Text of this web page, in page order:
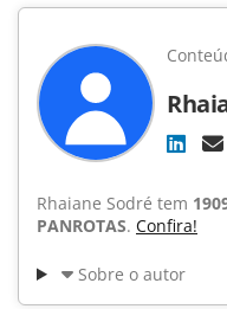
Rhaiane Sodré tem
PANROTAS. Confira!
Sobre o autor